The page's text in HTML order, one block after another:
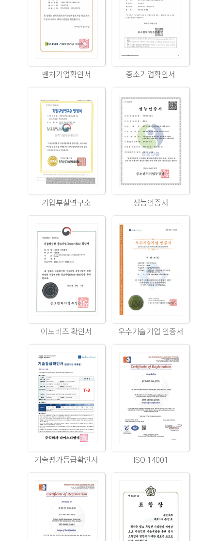
벤처기업확인서 중소기업확인서
기업부설연구소 성능인증서
이노비즈 확인서 우수기술기업 인증서
기술평가등급확인서 ISO-14001